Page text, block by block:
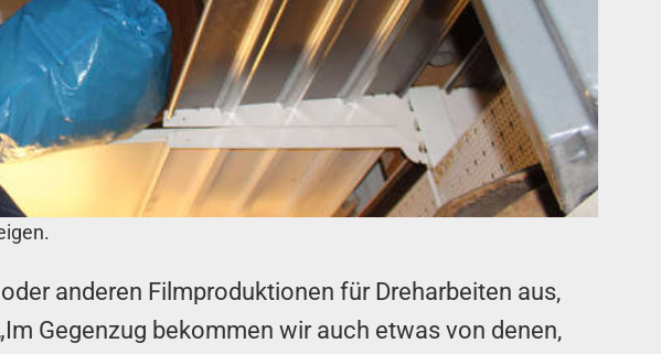
anderen Filmproduktionen für Dreharbeiten aus,
Gegenzug bekommen wir auch etwas von denen,